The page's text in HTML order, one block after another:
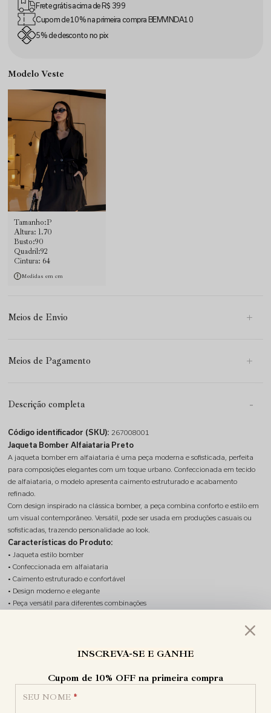
Frete grátis acimade R$ 399
Cupom de 10% naprimeira compraBEMVINDA10
5% de desconto no pix
Modelo Veste
Tamanho:P
Altura: 1.70
Busto:90
Quadril:92
Cintura: 64
Medidas em cm
Meios de Envio
Meios de Pagamento
Descrição completa
Código identificador (SKU): 267008001
Jaqueta Bomber Alfaiataria Preto
A jaqueta bomber em alfaiataria é uma peça moderna e sofisticada, perfeita
para composições elegantes com um toque urbano. Confeccionada em tecido
de alfaiataria, o modelo apresenta caimento estruturado e acabamento
refinado.
Com design inspirado na clássica bomber, a peça combina conforto e estilo em
um visual contemporâneo. Versátil, pode ser usada em produções casuais ou
sofisticadas, trazendo personalidade ao look.
Características do Produto:
• Jaqueta estilo bomber
• Confeccionada em alfaiataria
• Caimento estruturado e confortável
• Design moderno e elegante
• Peça versátil para diferentes combinações
Ideal para trabalho, passeios ou produções sofisticadas para o dia e a noite. ✨
Produtos com certificação OEKO TEX e LENZING
Alfaiataria de fibra natural:
INSCREVA-SE E GANHE
Cupom de 10% OFF na primeira compra
SEU NOME *